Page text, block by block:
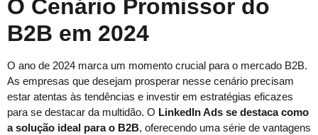
O Cenário Promissor do
B2B em 2024
O ano de 2024 marca um momento crucial para o mercado B2B.
As empresas que desejam prosperar nesse cenário precisam
estar atentas às tendências e investir em estratégias eficazes
para se destacar da multidão. O LinkedIn Ads se destaca como
a solução ideal para o B2B, oferecendo uma série de vantagens